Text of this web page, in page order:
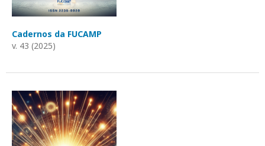
Cadernos da FUCAMP
v. 43 (2025)